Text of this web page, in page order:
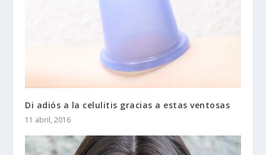
Di adiós a la celulitis gracias a estas ventosas
11 abril, 2016